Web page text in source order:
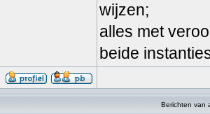
wijzen;
alles met
beide
Berichten van